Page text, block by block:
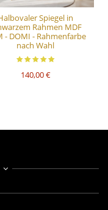
Spiegel in
Rahmen MDF
- DOMI - Rahmenfarbe
nach Wahl
140,00 €